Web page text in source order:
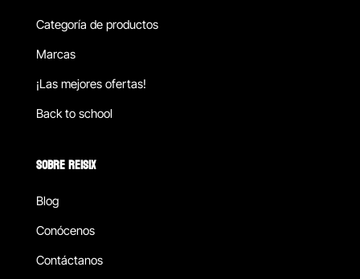
Categoría de productos
Marcas
¡Las mejores ofertas!
Back to school
SOBRE REISIX
Blog
Conócenos
Contáctanos